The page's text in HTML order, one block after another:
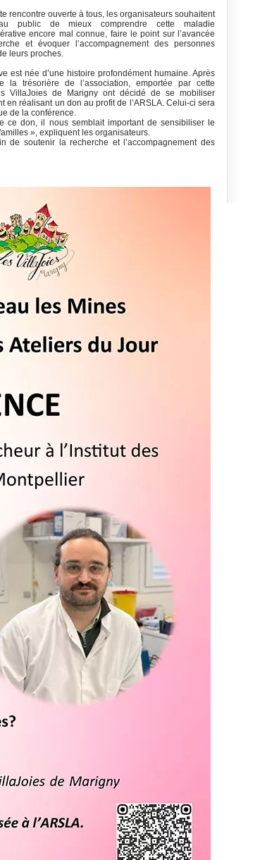
rencontre ouverte à tous, les organisateurs souhaitent
public de mieux comprendre cette maladie
encore mal connue, faire le point sur l’avancée
et évoquer l’accompagnement des personnes
leurs proches.
est née d’une histoire profondément humaine. Après
la trésorière de l’association, emportée par cette
VillaJoies de Marigny ont décidé de se mobiliser
en réalisant un don au profit de l’ARSLA. Celui-ci sera
de la conférence.
ce don, il nous semblait important de sensibiliser le
», expliquent les organisateurs.
de soutenir la recherche et l’accompagnement des